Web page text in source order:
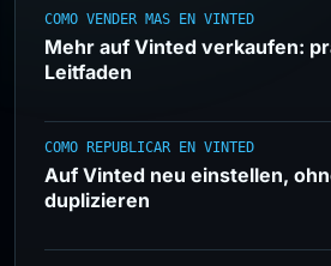
COMO VENDER MAS EN VINTED
Mehr auf Vinted verkaufen:
Leitfaden
COMO REPUBLICAR EN VINTED
Auf Vinted neu einstellen,
duplizieren